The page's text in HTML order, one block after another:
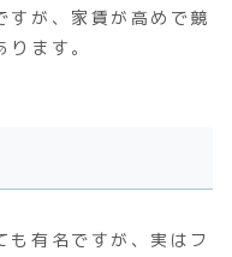
すが、家賃が高めで競
ます。
有名ですが、実はフ